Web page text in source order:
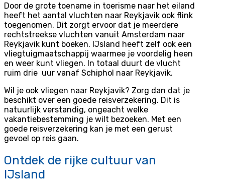
Door de grote toename in toerisme naar het eiland
heeft het aantal vluchten naar Reykjavik ook flink
toegenomen. Dit zorgt ervoor dat je meerdere
rechtstreekse vluchten vanuit Amsterdam naar
Reykjavik kunt boeken. IJsland heeft zelf ook een
vliegtuigmaatschappij waarmee je voordelig heen
en weer kunt vliegen. In totaal duurt de vlucht
ruim drie uur vanaf Schiphol naar Reykjavik.
Wil je ook vliegen naar Reykjavik? Zorg dan dat je
beschikt over een goede reisverzekering. Dit is
natuurlijk verstandig, ongeacht welke
vakantiebestemming je wilt bezoeken. Met een
goede reisverzekering kan je met een gerust
gevoel op reis gaan.
Ontdek de rijke cultuur van
IJsland